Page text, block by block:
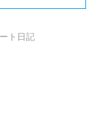
ト日記